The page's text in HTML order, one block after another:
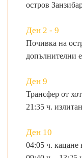
остров
Ден 2 - 9
Почивка на
допълнителни
Ден 9
Трансфер от
21:35 ч.
Ден 10
04:05 ч. кацане